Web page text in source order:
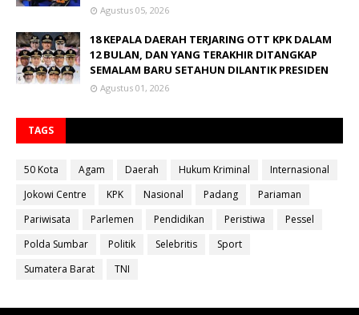
Agustus 05, 2026
18 KEPALA DAERAH TERJARING OTT KPK DALAM
12 BULAN, DAN YANG TERAKHIR DITANGKAP
SEMALAM BARU SETAHUN DILANTIK PRESIDEN
Agustus 01, 2026
TAGS
50 Kota Agam Daerah Hukum Kriminal
Internasional
Jokowi Centre
KPK Nasional Padang
Pariaman
Pariwisata
Parlemen Pendidikan Peristiwa
Pessel
Polda Sumbar
Politik Selebritis
Sport
Sumatera Barat
TNI